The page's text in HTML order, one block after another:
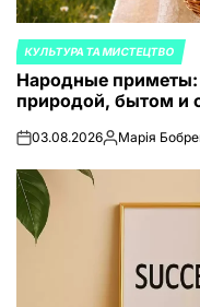
ОПУБЛИКОВАНО
В
КУЛЬТУРА ТА МИСТЕЦТВО
Народные приметы:
природой, бытом и
on03.08.2026Запись
Марія